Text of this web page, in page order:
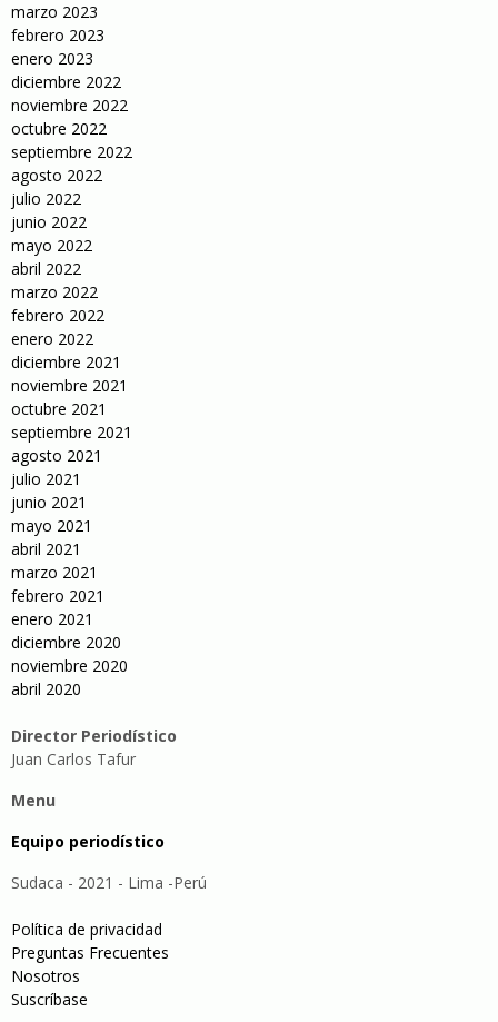
marzo 2023
febrero 2023
enero 2023
diciembre 2022
noviembre 2022
octubre 2022
septiembre 2022
agosto 2022
julio 2022
junio 2022
mayo 2022
abril 2022
marzo 2022
febrero 2022
enero 2022
diciembre 2021
noviembre 2021
octubre 2021
septiembre 2021
agosto 2021
julio 2021
junio 2021
mayo 2021
abril 2021
marzo 2021
febrero 2021
enero 2021
diciembre 2020
noviembre 2020
abril 2020
Director Periodístico
Juan Carlos Tafur
Menu
Equipo periodístico
Sudaca - 2021 - Lima -Perú
Política de privacidad
Preguntas Frecuentes
Nosotros
Suscríbase